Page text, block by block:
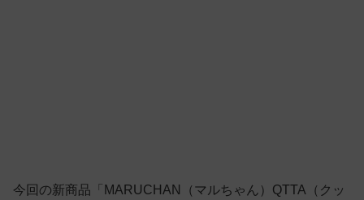
今回の新商品「MARUCHAN（マルちゃん）QTTA（クッ